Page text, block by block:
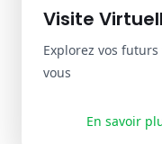
Dès la sortie de
prévu
Visite
Explorez vos
vous
En savoir